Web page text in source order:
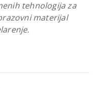
tehnologija za
materijal